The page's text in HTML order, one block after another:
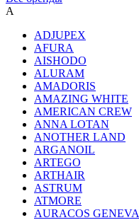
A
ADJUPEX
AFURA
AISHODO
ALURAM
AMADORIS
AMAZING WHITE
AMERICAN CREW
ANNA LOTAN
ANOTHER LAND
ARGANOIL
ARTEGO
ARTHAIR
ASTRUM
ATMORE
AURACOS GENEVA